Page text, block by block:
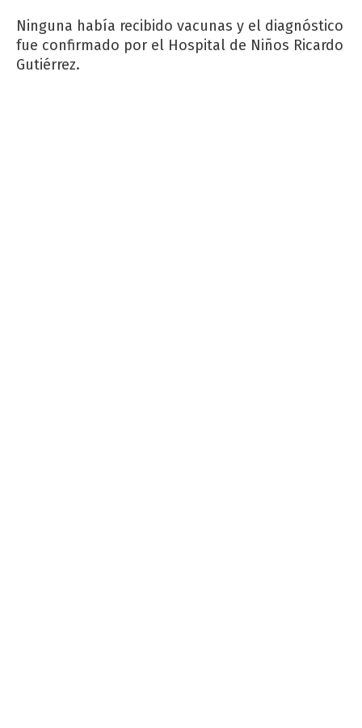
Ninguna había recibido vacunas y el diagnóstico
fue confirmado por el Hospital de Niños Ricardo
Gutiérrez.